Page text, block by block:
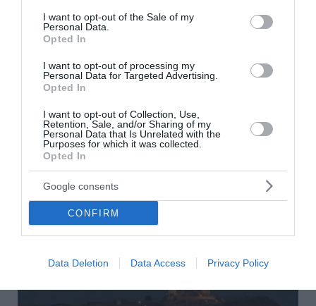
consent section.
I want to opt-out of the Sale of my
Personal Data.
Opted In
I want to opt-out of processing my
Personal Data for Targeted Advertising.
Opted In
I want to opt-out of Collection, Use,
Retention, Sale, and/or Sharing of my
Personal Data that Is Unrelated with the
Purposes for which it was collected.
Opted In
Google consents
CONFIRM
Data Deletion Data Access Privacy Policy
Κουβαρά
επιθεώρηση ο ισχυρισμός «δεν εξυπηρέτησα συμφέροντα
αλλά συγκρούστηκα μαζί τους»
ΟΛΕΣ ΟΙ ΕΙΔΗΣΕΙΣ →
διαβάστε ακόμη